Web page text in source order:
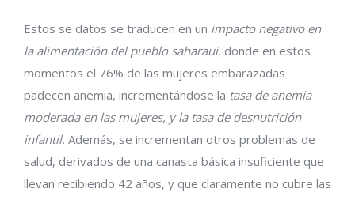
Estos se datos se traducen en un impacto negativo en
la alimentación del pueblo saharaui, donde en estos
momentos el 76% de las mujeres embarazadas
padecen anemia, incrementándose la tasa de anemia
moderada en las mujeres, y la tasa de desnutrición
infantil. Además, se incrementan otros problemas de
salud, derivados de una canasta básica insuficiente que
llevan recibiendo 42 años, y que claramente no cubre las